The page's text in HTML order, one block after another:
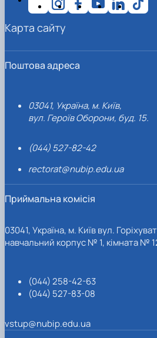
Поштова адреса
03041, Україна, м. Київ,
вул. Героїв Оборони, буд. 15.
(044) 527-82-42
rectorat@nubip.edu.ua
Приймальна комісія
03041, Україна, м. Київ вул.
навчальний корпус № 1, кімната №
(044) 258-42-63
(044) 527-83-08
vstup@nubip.edu.ua
Карта сайту